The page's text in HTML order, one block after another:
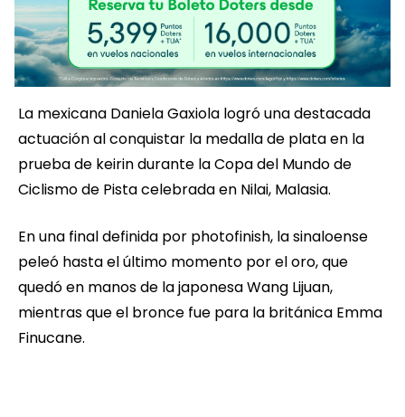
La mexicana Daniela Gaxiola logró una destacada
actuación al conquistar la medalla de plata en la
prueba de keirin durante la Copa del Mundo de
Ciclismo de Pista celebrada en Nilai, Malasia.
En una final definida por photofinish, la sinaloense
peleó hasta el último momento por el oro, que
quedó en manos de la japonesa Wang Lijuan,
mientras que el bronce fue para la británica Emma
Finucane.